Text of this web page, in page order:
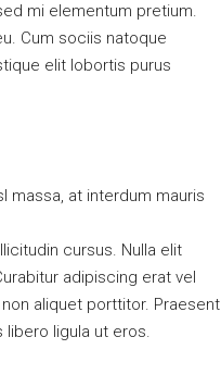
mi elementum pretium.
Cum sociis natoque
elit lobortis purus
massa, at interdum mauris
cursus. Nulla elit
adipiscing erat vel
aliquet porttitor. Praesent
libero ligula ut eros.